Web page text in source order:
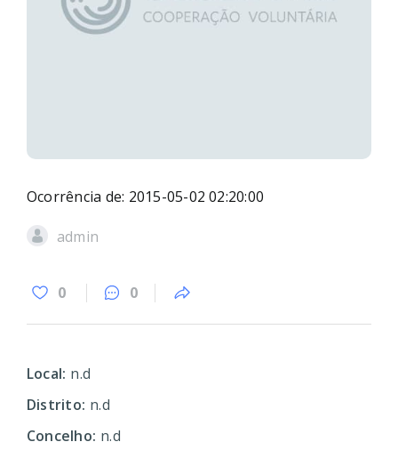
Ocorrência de: 2015-05-02 02:20:00
admin
0 0
Local: n.d
Distrito: n.d
Concelho: n.d